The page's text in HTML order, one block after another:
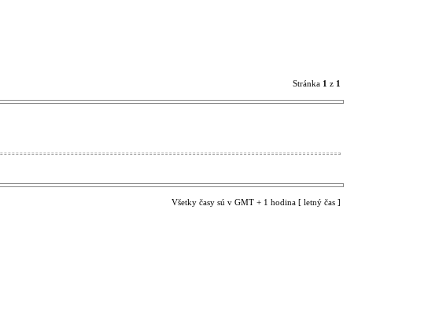
Stránka 1 z 1
Všetky časy sú v GMT + 1 hodina [ letný čas ]